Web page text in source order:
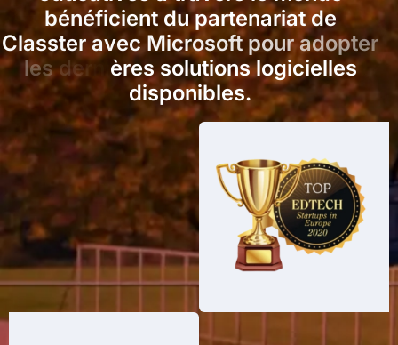
bénéficient du partenariat de
Classter avec Microsoft pour adopter
les dern ères solutions logicielles
disponibles.